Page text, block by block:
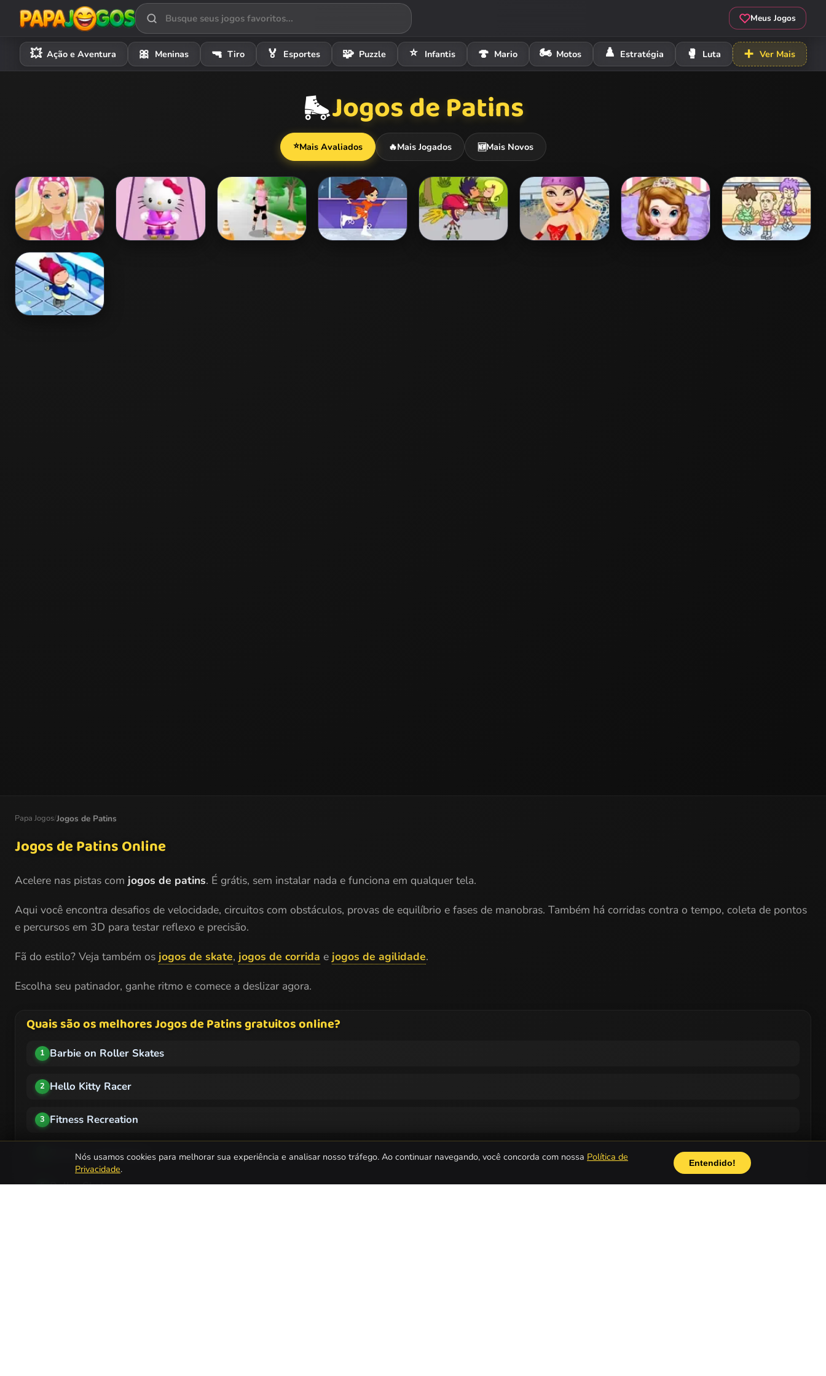
Meus Jogos
💥 Ação e Aventura 🎀 Meninas 🔫 Tiro 🏅 Esportes 🧩 Puzzle ⭐ Infantis 🍄 Mario 🏍️ Motos ♟️ Estratégia 🥊 Luta ➕ Ver Mais
🛼Jogos de Patins
⭐Mais Avaliados 🔥Mais Jogados 🆕Mais Novos
Barbie on Roller
Skates
Papa Jogos/Jogos de Patins
Jogos de Patins Online
Acelere nas pistas com jogos de patins. É grátis, sem instalar nada e funciona em qualquer tela.
Aqui você encontra desafios de velocidade, circuitos com obstáculos, provas de equilíbrio e fases de manobras. Também há corridas contra o tempo, coleta de pontos
e percursos em 3D para testar reflexo e precisão.
Fã do estilo? Veja também os jogos de skate, jogos de corrida e jogos de agilidade.
Escolha seu patinador, ganhe ritmo e comece a deslizar agora.
Quais são os melhores Jogos de Patins gratuitos online?
1 Barbie on Roller Skates
2 Hello Kitty Racer
3 Fitness Recreation
Bratz Ice Champions
5 Roller Skater
Nós usamos cookies para melhorar sua experiência e analisar nosso tráfego. Ao continuar navegando, você concorda com nossa Política de
Privacidade. Entendido!